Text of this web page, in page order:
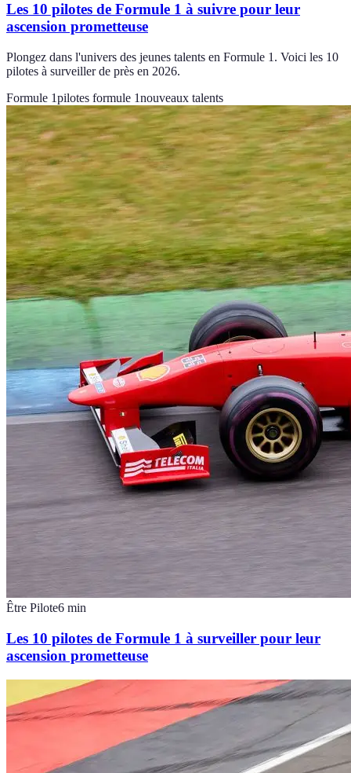
Les 10 pilotes de Formule 1 à suivre pour leur
ascension prometteuse
Plongez dans l'univers des jeunes talents en Formule 1. Voici les 10
pilotes à surveiller de près en 2026.
Formule 1pilotes formule 1nouveaux talents
Être Pilote6 min
Les 10 pilotes de Formule 1 à surveiller pour leur
ascension prometteuse